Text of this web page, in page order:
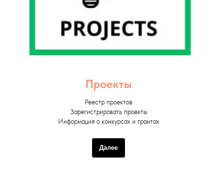
Проекты
Реестр проектов
Зарегистрировать проекты
Информация о конкурсах и грантах
Далее